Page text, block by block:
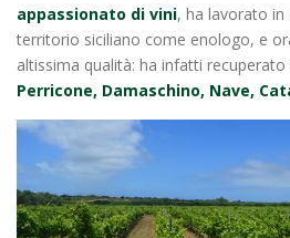
appassionato di vini, ha lavorato in
territorio siciliano come enologo, e
altissima qualità: ha infatti recuperato
Perricone, Damaschino, Nave,